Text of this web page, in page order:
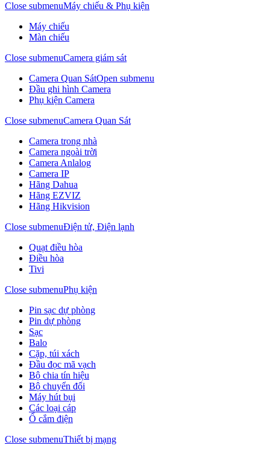
Close submenuMáy chiếu & Phụ kiện
Máy chiếu
Màn chiếu
Close submenuCamera giám sát
Camera Quan SátOpen submenu
Đầu ghi hình Camera
Phụ kiện Camera
Close submenuCamera Quan Sát
Camera trong nhà
Camera ngoài trời
Camera Anlalog
Camera IP
Hãng Dahua
Hãng EZVIZ
Hãng Hikvision
Close submenuĐiện tử, Điện lạnh
Quạt điều hòa
Điều hòa
Tivi
Close submenuPhụ kiện
Pin sạc dự phòng
Pin dự phòng
Sạc
Balo
Cặp, túi xách
Đầu đọc mã vạch
Bộ chia tín hiệu
Bộ chuyển đổi
Máy hút bụi
Các loại cáp
Ổ cắm điện
Close submenuThiết bị mạng